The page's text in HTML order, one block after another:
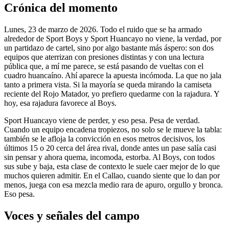
Crónica del momento
Lunes, 23 de marzo de 2026. Todo el ruido que se ha armado
alrededor de Sport Boys y Sport Huancayo no viene, la verdad, por
un partidazo de cartel, sino por algo bastante más áspero: son dos
equipos que aterrizan con presiones distintas y con una lectura
pública que, a mí me parece, se está pasando de vueltas con el
cuadro huancaíno. Ahí aparece la apuesta incómoda. La que no jala
tanto a primera vista. Si la mayoría se queda mirando la camiseta
reciente del Rojo Matador, yo prefiero quedarme con la rajadura. Y
hoy, esa rajadura favorece al Boys.
Sport Huancayo viene de perder, y eso pesa. Pesa de verdad.
Cuando un equipo encadena tropiezos, no solo se le mueve la tabla:
también se le afloja la convicción en esos metros decisivos, los
últimos 15 o 20 cerca del área rival, donde antes un pase salía casi
sin pensar y ahora quema, incomoda, estorba. Al Boys, con todos
sus sube y baja, esta clase de contexto le suele caer mejor de lo que
muchos quieren admitir. En el Callao, cuando siente que lo dan por
menos, juega con esa mezcla medio rara de apuro, orgullo y bronca.
Eso pesa.
Voces y señales del campo